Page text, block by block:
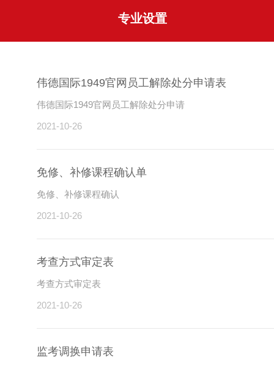
专业设置
伟德国际1949官网员工解除处分申请表
‍伟德国际1949官网员工解除处分申请
2021-10-26
免修、补修课程确认单
免修、补修课程确认
2021-10-26
考查方式审定表
考查方式审定表
2021-10-26
监考调换申请表